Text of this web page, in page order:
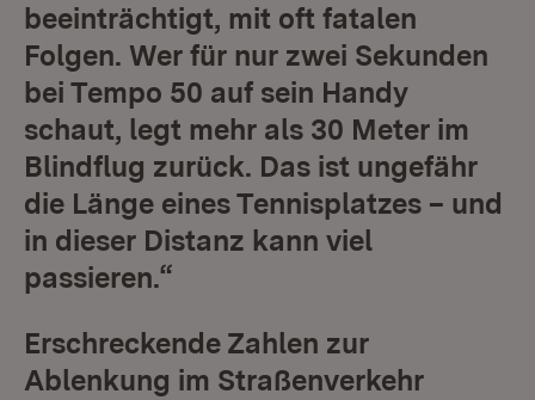
beeinträchtigt, mit oft fatalen
Folgen. Wer für nur zwei Sekunden
bei Tempo 50 auf sein Handy
schaut, legt mehr als 30 Meter im
Blindflug zurück. Das ist ungefähr
die Länge eines Tennisplatzes – und
in dieser Distanz kann viel
passieren.“
Erschreckende Zahlen zur
Ablenkung im Straßenverkehr